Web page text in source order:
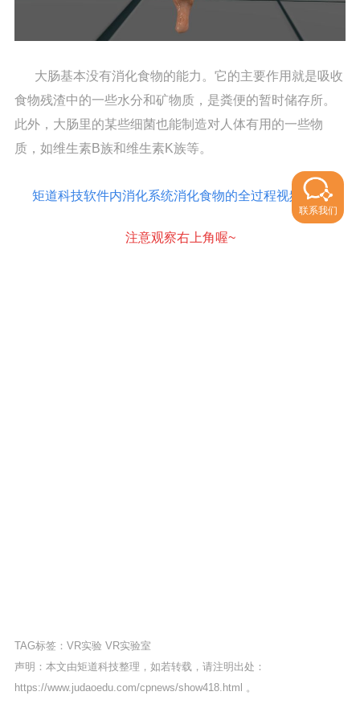
大肠基本没有消化食物的能力。它的主要作用就是吸收
食物残渣中的一些水分和矿物质，是粪便的暂时储存所。
此外，大肠里的某些细菌也能制造对人体有用的一些物
质，如维生素B族和维生素K族等。
矩道科技软件内消化系统消化食物的全过程视频动画
注意观察右上角喔~
TAG标签： VR实验 VR实验室
声明：本文由矩道科技整理，如若转载，请注明出处：
https://www.judaoedu.com/cpnews/show418.html 。
联系我们